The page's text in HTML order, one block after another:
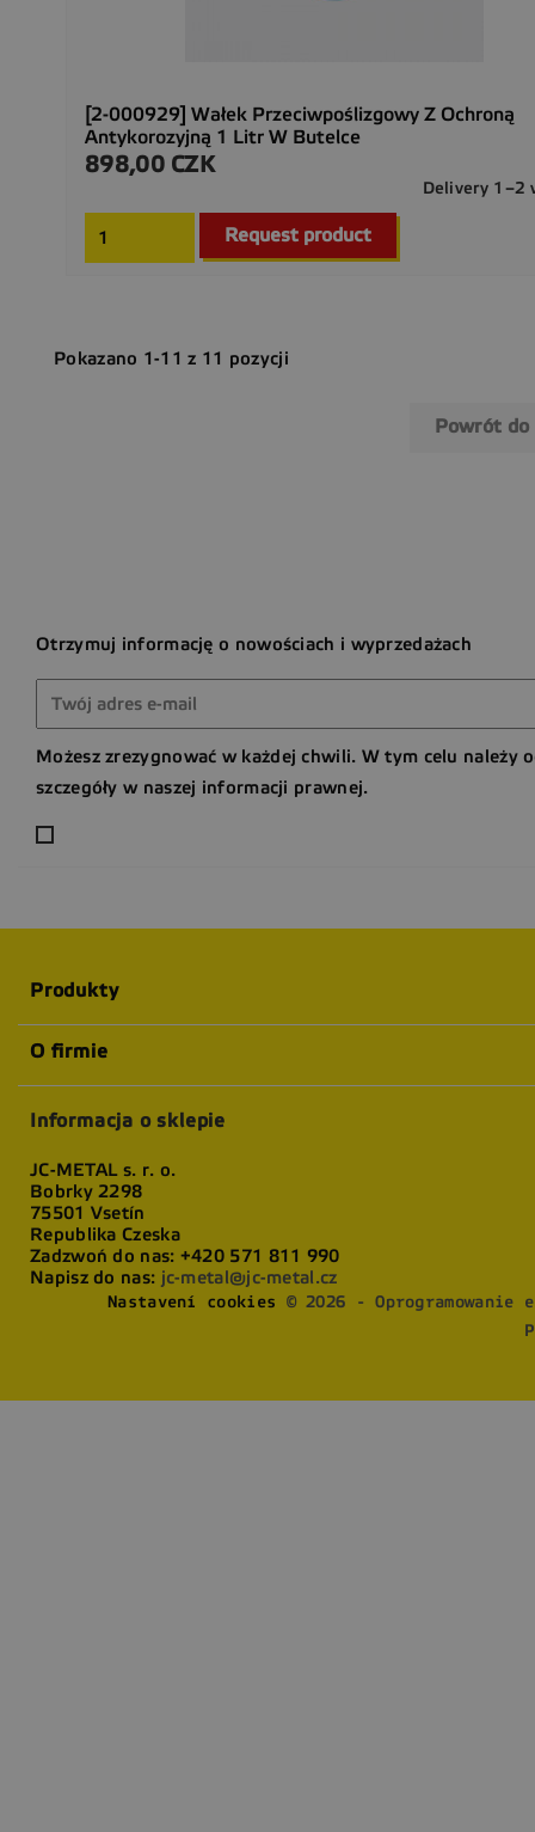
[2-000929] Wałek Przeciwpoślizgowy Z Ochroną
Antykorozyjną 1 Litr W Butelce
Cena
898,00 CZK
Delivery 1–2
Request product
Pokazano 1-11 z 11 pozycji
Powrót
Otrzymuj informację o nowościach i wyprzedażach
Możesz zrezygnować w każdej chwili. W tym celu należy
szczegóły w naszej informacji prawnej.
Produkty
O firmie
Informacja o sklepie
JC-METAL s. r. o.
Bobrky 2298
75501 Vsetín
Republika Czeska
Zadzwoń do nas: +420 571 811 990
Napisz do nas: jc-metal@jc-metal.cz
Nastavení cookies
© 2026 - Oprogramowanie